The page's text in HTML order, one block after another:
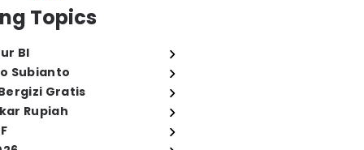
Topics
BI
Subianto
Gratis
Rupiah